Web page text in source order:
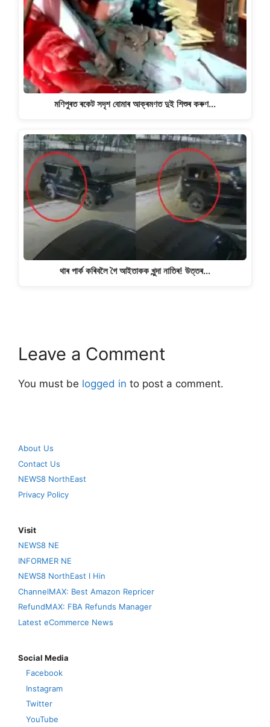
মণিপুৰত ৰকেট সদৃশ বোমাৰ আক্ৰমণত দুই শিশুৰ কৰুণ…
থাৰ পাৰ্ক কৰিবলৈ গৈ আইতাকক খুন্দা নাতিৰ! উত্তৰ…
Leave a Comment
You must be logged in to post a comment.
About Us
Contact Us
NEWS8 NorthEast
Privacy Policy
Visit
NEWS8 NE
INFORMER NE
NEWS8 NorthEast I Hin
ChannelMAX: Best Amazon Repricer
RefundMAX: FBA Refunds Manager
Latest eCommerce News
Social Media
Facebook
Instagram
Twitter
YouTube